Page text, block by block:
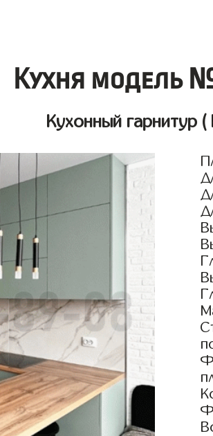
Кухня модель
Кухонный гарнитур (